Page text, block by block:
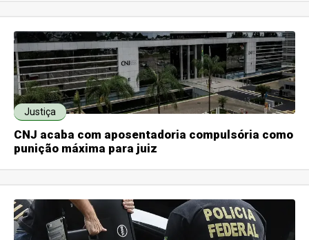
Justiça
CNJ acaba com aposentadoria compulsória como
punição máxima para juiz